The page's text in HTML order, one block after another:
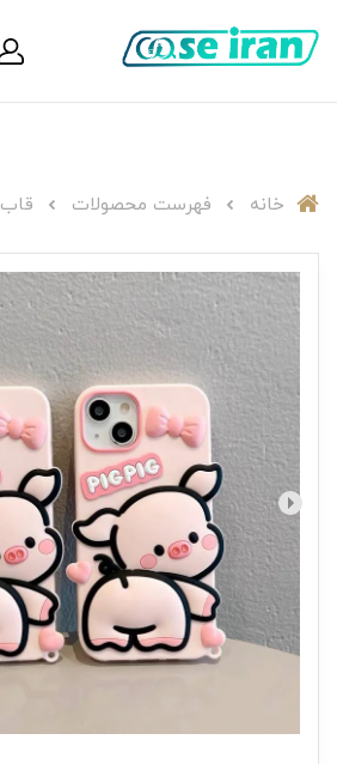
خانه فهرست محصولات قاب C001200pig pig